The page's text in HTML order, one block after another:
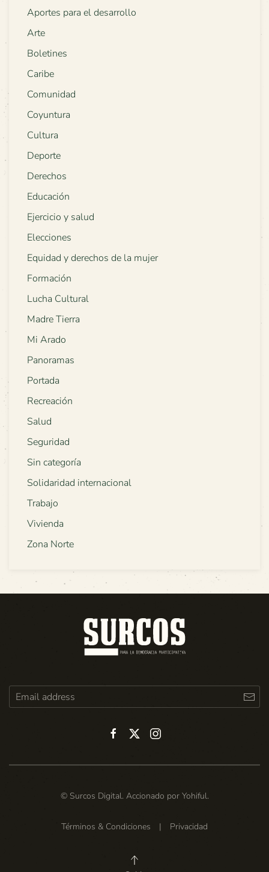
Aportes para el desarrollo
Arte
Boletines
Caribe
Comunidad
Coyuntura
Cultura
Deporte
Derechos
Educación
Ejercicio y salud
Elecciones
Equidad y derechos de la mujer
Formación
Lucha Cultural
Madre Tierra
Mi Arado
Panoramas
Portada
Recreación
Salud
Seguridad
Sin categoría
Solidaridad internacional
Trabajo
Vivienda
Zona Norte
© Surcos Digital. Accionado por Yohiful.
Términos & Condiciones | Privacidad